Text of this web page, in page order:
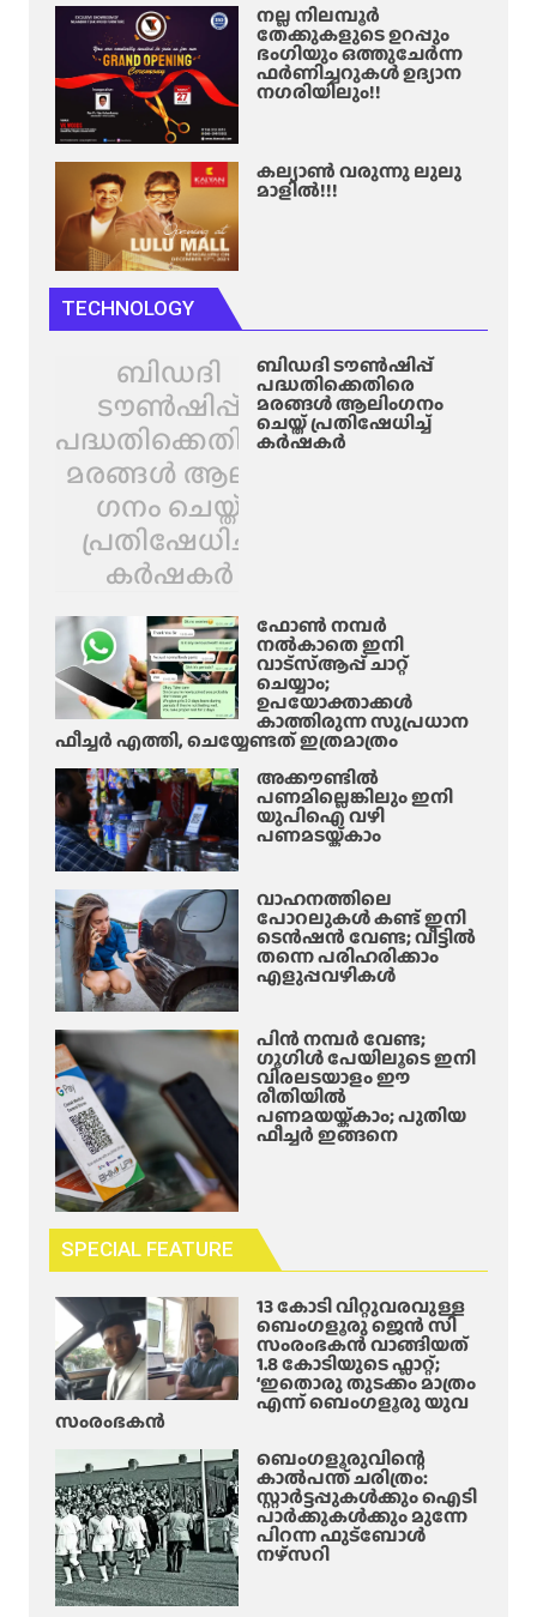
നല്ല നിലമ്പൂർ
തേക്കുകളുടെ ഉറപ്പും
ഭംഗിയും ഒത്തുചേർന്ന
ഫർണിച്ചറുകൾ ഉദ്യാന
നഗരിയിലും!!
കല്യാൺ വരുന്നു ലുലു
മാളിൽ!!!
TECHNOLOGY
ബിഡദി
ടൗൺഷിപ്പ്
പദ്ധതിക്കെതിരെ
മരങ്ങൾ ആലിം​
ഗനം ചെയ്ത്
പ്രതിഷേധിച്ച്
കർഷകർ
ബിഡദി ടൗൺഷിപ്പ്
പദ്ധതിക്കെതിരെ
മരങ്ങൾ ആലിം​ഗനം
ചെയ്ത് പ്രതിഷേധിച്ച്
കർഷകർ
ഫോൺ നമ്പർ
നൽകാതെ ഇനി
വാട്‌സ്ആപ്പ് ചാറ്റ്
ചെയ്യാം;
ഉപയോക്താക്കൾ
കാത്തിരുന്ന സുപ്രധാന
ഫീച്ചർ എത്തി, ചെയ്യേണ്ടത് ഇത്രമാത്രം
അക്കൗണ്ടിൽ
പണമില്ലെങ്കിലും ഇനി
യുപിഐ വഴി
പണമടയ്ക്കാം
വാഹനത്തിലെ
പോറലുകൾ കണ്ട് ഇനി
ടെൻഷൻ വേണ്ട; വീട്ടിൽ
തന്നെ പരിഹരിക്കാം
എളുപ്പവഴികൾ
പിൻ നമ്പർ വേണ്ട;
ഗൂഗിൾ പേയിലൂടെ ഇനി
വിരലടയാളം ഈ
രീതിയിൽ
പണമയയ്ക്കാം; പുതിയ
ഫീച്ചർ ഇങ്ങനെ
SPECIAL FEATURE
13 കോടി വിറ്റുവരവുള്ള
ബെംഗളൂരു ജെൻ സി
സംരംഭകൻ വാങ്ങിയത്
1.8 കോടിയുടെ ഫ്ലാറ്റ്;
‘ഇതൊരു തുടക്കം മാത്രം
എന്ന് ബെംഗളൂരു യുവ
സംരംഭകൻ
ബെംഗളൂരുവിന്റെ
കാൽപന്ത് ചരിത്രം:
സ്റ്റാർട്ടപ്പുകൾക്കും ഐടി
പാർക്കുകൾക്കും മുന്നേ
പിറന്ന ഫുട്ബോൾ
നഴ്സറി